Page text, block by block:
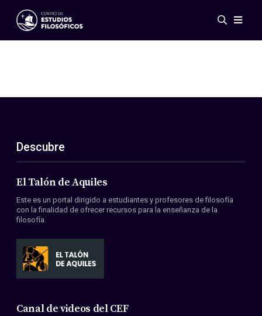
Eventos
ES
EN
Acerca de nosotros
Miembros
Convenios
Descubre
El Talón de Aquiles
Este es un portal dirigido a estudiantes y profesores de filosofía
con la finalidad de ofrecer recursos para la enseñanza de la
filosofía.
Canal de videos del CEF